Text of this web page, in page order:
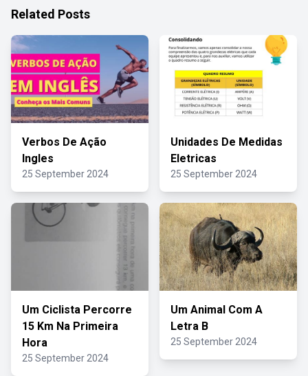
Related Posts
Verbos De Ação
Ingles
25 September 2024
Unidades De Medidas
Eletricas
25 September 2024
Um Ciclista Percorre
15 Km Na Primeira
Hora
25 September 2024
Um Animal Com A
Letra B
25 September 2024